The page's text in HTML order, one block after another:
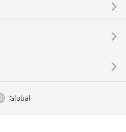
Global